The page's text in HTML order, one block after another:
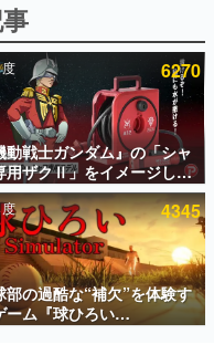
ング
ジビュー数万以上！ などな
電ファミ渾身の“殿堂入り”記
6270
動戦士ガンダム』の「シャ
用ザクⅡ」をイメージした
ホースリールが予約開始。
にはシャアのパーソナルマ
やジオン公国軍のエンブレ
型式番号などを配置
4345
部の過酷な“補欠”を体験す
ーム『球ひろい
』が「1件」のウィッ